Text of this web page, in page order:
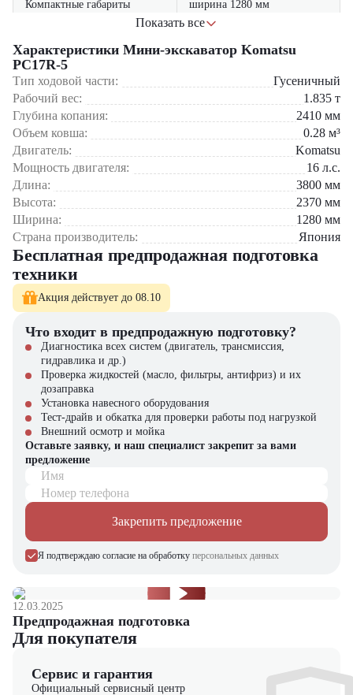
Компактные габариты ширина 1280 мм
управлением
Система KDPF
соответствие экологическим
Области применения:
Коммунальное хозяйство
Ландшафтные работы
Ремонт инженерных сетей
Строительство в жилых кварталах
Сельскохозяйственные задачи
Компания " ЦТО " официальный дилерKomatsu в России.
предлагаем:
Гарантия 2 года
Оригинальные запчасти в наличии
Гибкие программы финансирования
Профессиональный сервис
Komatsu PC17R-5 – японское качество для профессиональных задач!
Показать все
Характеристики Мини-экскаватор Komatsu
PC17R-5
Тип ходовой части:
Гусеничный
Рабочий вес:
1.835 т
Глубина копания:
2410 мм
Объем ковша:
0.28 м³
Двигатель:
Komatsu
Мощность двигателя:
16 л.с.
Длина:
3800 мм
Высота:
2370 мм
Ширина:
1280 мм
Страна производитель:
Япония
Бесплатная предпродажная подготовка
техники
Акция действует до 08.10
Что входит в предпродажную подготовку?
Диагностика всех систем (двигатель, трансмиссия,
гидравлика и др.)
Проверка жидкостей (масло, фильтры, антифриз) и их
дозаправка
Установка навесного оборудования
Тест-драйв и обкатка для проверки работы под нагрузкой
Внешний осмотр и мойка
Оставьте заявку, и наш специалист закрепит за вами
предложение
Имя
Номер телефона
Закрепить предложение
Я подтверждаю согласие на обработку персональных данных
12.03.2025
Предпродажная подготовка
Для покупателя
Сервис и гарантия
Официальный сервисный центр